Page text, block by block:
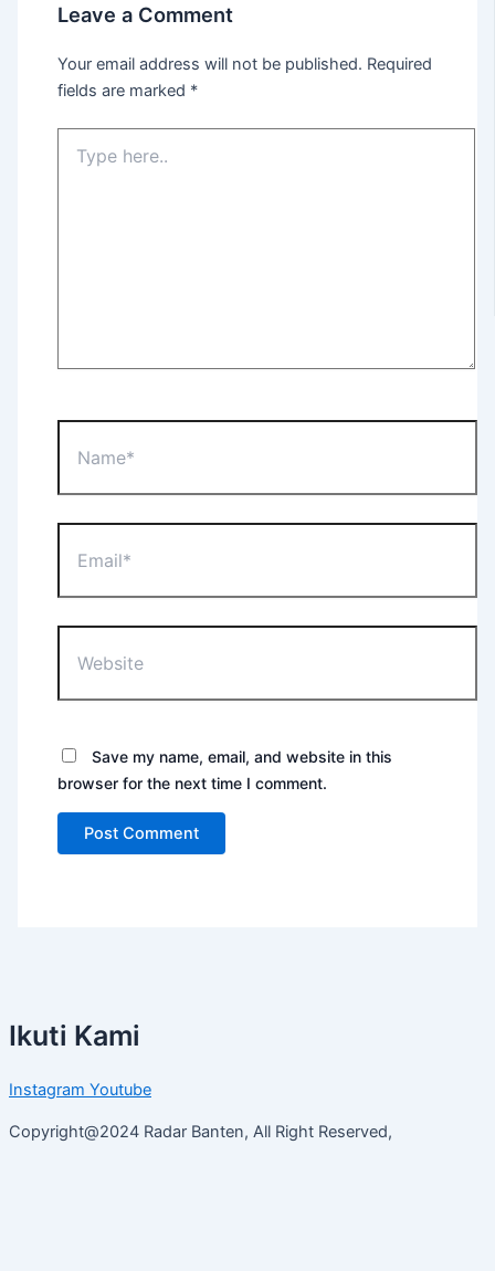
Leave a Comment
Your email address will not be published. Required
fields are marked *
here..
Save my name, email, and website in this
browser for the next time I comment.
Ikuti Kami
Instagram Youtube
Copyright@2024 Radar Banten, All Right Reserved,